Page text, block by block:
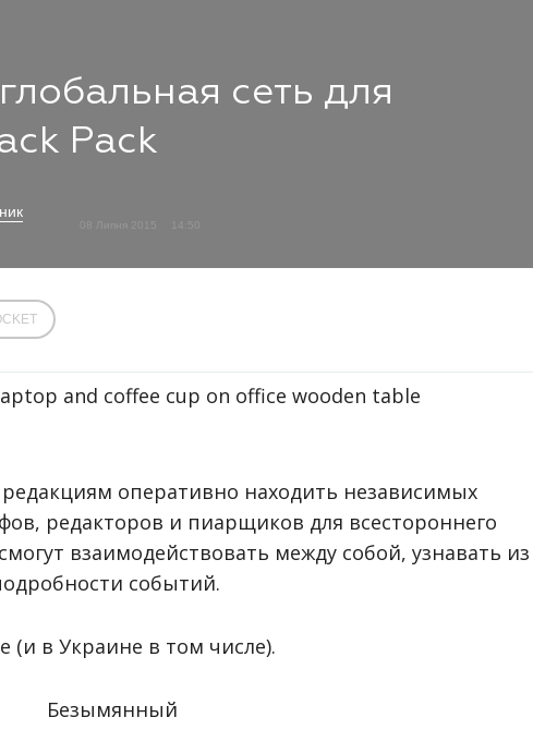
сеть для
Pack
08 Липня 2015
оперативно находить независимых
редакторов и пиарщиков для всестороннего
взаимодействовать между собой, узнавать из
событий.
(и в Украине в том числе).